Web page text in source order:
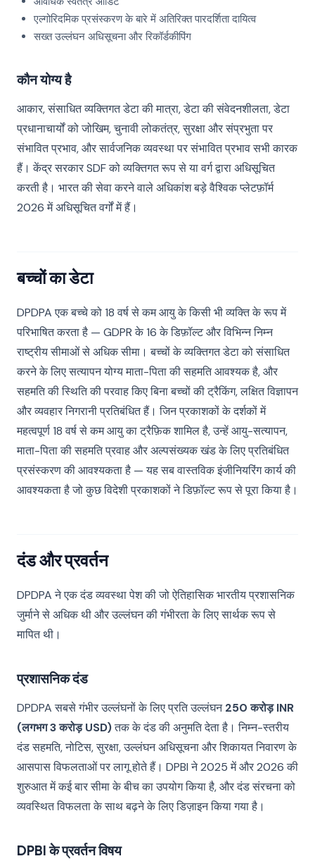
एल्गोरिदमिक प्रसंस्करण के बारे में अतिरिक्त पारदर्शिता दायित्व
सख्त उल्लंघन अधिसूचना और रिकॉर्डकीपिंग
कौन योग्य है
आकार, संसाधित व्यक्तिगत डेटा की मात्रा, डेटा की संवेदनशीलता, डेटा
प्रधानाचार्यों को जोखिम, चुनावी लोकतंत्र, सुरक्षा और संप्रभुता पर
संभावित प्रभाव, और सार्वजनिक व्यवस्था पर संभावित प्रभाव सभी कारक
हैं। केंद्र सरकार SDF को व्यक्तिगत रूप से या वर्ग द्वारा अधिसूचित
करती है। भारत की सेवा करने वाले अधिकांश बड़े वैश्विक प्लेटफ़ॉर्म
2026 में अधिसूचित वर्गों में हैं।
बच्चों का डेटा
DPDPA एक बच्चे को 18 वर्ष से कम आयु के किसी भी व्यक्ति के रूप में
परिभाषित करता है — GDPR के 16 के डिफ़ॉल्ट और विभिन्न निम्न
राष्ट्रीय सीमाओं से अधिक सीमा। बच्चों के व्यक्तिगत डेटा को संसाधित
करने के लिए सत्यापन योग्य माता-पिता की सहमति आवश्यक है, और
सहमति की स्थिति की परवाह किए बिना बच्चों की ट्रैकिंग, लक्षित विज्ञापन
और व्यवहार निगरानी प्रतिबंधित हैं। जिन प्रकाशकों के दर्शकों में
महत्वपूर्ण 18 वर्ष से कम आयु का ट्रैफ़िक शामिल है, उन्हें आयु-सत्यापन,
माता-पिता की सहमति प्रवाह और अल्पसंख्यक खंड के लिए प्रतिबंधित
प्रसंस्करण की आवश्यकता है — यह सब वास्तविक इंजीनियरिंग कार्य की
आवश्यकता है जो कुछ विदेशी प्रकाशकों ने डिफ़ॉल्ट रूप से पूरा किया है।
दंड और प्रवर्तन
DPDPA ने एक दंड व्यवस्था पेश की जो ऐतिहासिक भारतीय प्रशासनिक
जुर्माने से अधिक थी और उल्लंघन की गंभीरता के लिए सार्थक रूप से
मापित थी।
प्रशासनिक दंड
DPDPA सबसे गंभीर उल्लंघनों के लिए प्रति उल्लंघन250 करोड़ INR
(लगभग 3 करोड़ USD)तक के दंड की अनुमति देता है। निम्न-स्तरीय
दंड सहमति, नोटिस, सुरक्षा, उल्लंघन अधिसूचना और शिकायत निवारण के
आसपास विफलताओं पर लागू होते हैं। DPBI ने 2025 में और 2026 की
शुरुआत में कई बार सीमा के बीच का उपयोग किया है, और दंड संरचना को
व्यवस्थित विफलता के साथ बढ़ने के लिए डिज़ाइन किया गया है।
DPBI के प्रवर्तन विषय